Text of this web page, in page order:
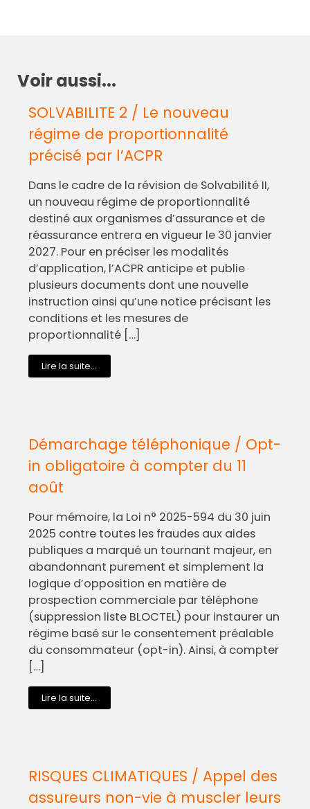
Voir aussi...
SOLVABILITE 2 / Le nouveau
régime de proportionnalité
précisé par l’ACPR
Dans le cadre de la révision de Solvabilité II,
un nouveau régime de proportionnalité
destiné aux organismes d’assurance et de
réassurance entrera en vigueur le 30 janvier
2027. Pour en préciser les modalités
d’application, l’ACPR anticipe et publie
plusieurs documents dont une nouvelle
instruction ainsi qu’une notice précisant les
conditions et les mesures de
proportionnalité […]
Lire la suite...
Démarchage téléphonique / Opt-
in obligatoire à compter du 11
août
Pour mémoire, la Loi n° 2025-594 du 30 juin
2025 contre toutes les fraudes aux aides
publiques a marqué un tournant majeur, en
abandonnant purement et simplement la
logique d’opposition en matière de
prospection commerciale par téléphone
(suppression liste BLOCTEL) pour instaurer un
régime basé sur le consentement préalable
du consommateur (opt-in). Ainsi, à compter
[…]
Lire la suite...
RISQUES CLIMATIQUES / Appel des
assureurs non-vie à muscler leurs